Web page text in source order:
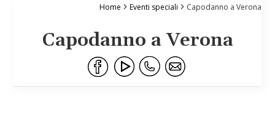
Home Eventi speciali Capodanno a Verona
Capodanno a Verona